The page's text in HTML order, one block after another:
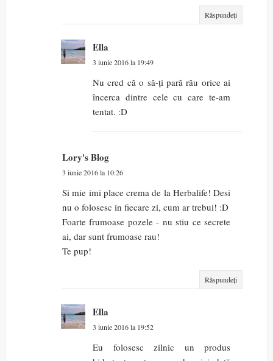
Răspundeți
Ella
3 iunie 2016 la 19:49
Nu cred că o să-ți pară rău orice ai
încerca dintre cele cu care te-am
tentat. :D
Lory's Blog
3 iunie 2016 la 10:26
Si mie imi place crema de la Herbalife! Desi
nu o folosesc in fiecare zi, cum ar trebui! :D
Foarte frumoase pozele - nu stiu ce secrete
ai, dar sunt frumoase rau!
Te pup!
Răspundeți
Ella
3 iunie 2016 la 19:52
Eu folosesc zilnic un produs